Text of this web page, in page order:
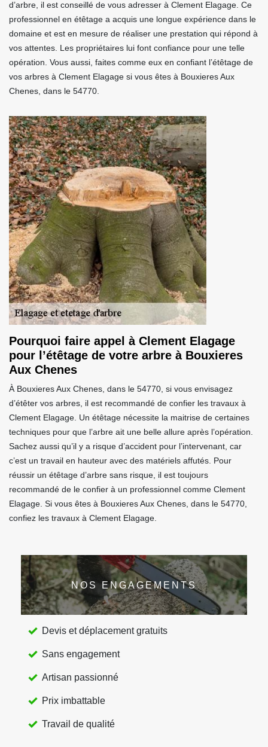
d’arbre, il est conseillé de vous adresser à Clement Elagage. Ce
professionnel en étêtage a acquis une longue expérience dans le
domaine et est en mesure de réaliser une prestation qui répond à
vos attentes. Les propriétaires lui font confiance pour une telle
opération. Vous aussi, faites comme eux en confiant l’étêtage de
vos arbres à Clement Elagage si vous êtes à Bouxieres Aux
Chenes, dans le 54770.
Pourquoi faire appel à Clement Elagage
pour l’étêtage de votre arbre à Bouxieres
Aux Chenes
À Bouxieres Aux Chenes, dans le 54770, si vous envisagez
d’étêter vos arbres, il est recommandé de confier les travaux à
Clement Elagage. Un étêtage nécessite la maitrise de certaines
techniques pour que l’arbre ait une belle allure après l’opération.
Sachez aussi qu’il y a risque d’accident pour l’intervenant, car
c’est un travail en hauteur avec des matériels affutés. Pour
réussir un étêtage d’arbre sans risque, il est toujours
recommandé de le confier à un professionnel comme Clement
Elagage. Si vous êtes à Bouxieres Aux Chenes, dans le 54770,
confiez les travaux à Clement Elagage.
NOS ENGAGEMENTS
Devis et déplacement gratuits
Sans engagement
Artisan passionné
Prix imbattable
Travail de qualité